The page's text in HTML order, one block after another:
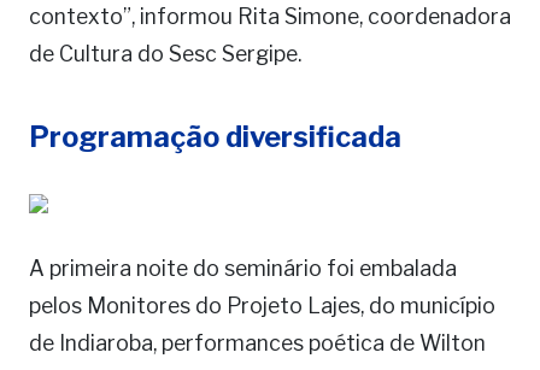
contexto”, informou Rita Simone, coordenadora
de Cultura do Sesc Sergipe.
Programação diversificada
A primeira noite do seminário foi embalada
pelos Monitores do Projeto Lajes, do município
de Indiaroba, performances poética de Wilton